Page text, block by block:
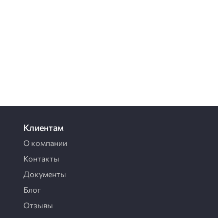
Клиентам
О компании
Контакты
Документы
Блог
Отзывы